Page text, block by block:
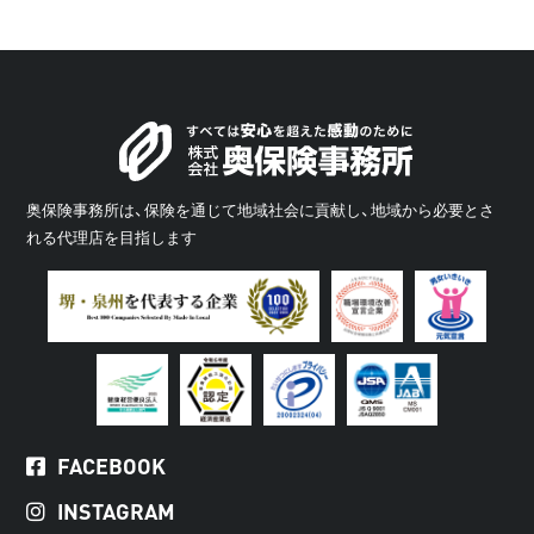
奥保険事務所は、保険を通じて地域社会に貢献し、地域から必要とさ
れる代理店を目指します
FACEBOOK
INSTAGRAM